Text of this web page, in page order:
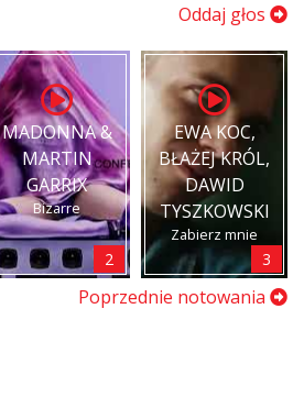
Oddaj głos
MADONNA &
MARTIN
GARRIX
Bizarre
2
EWA KOC,
BŁAŻEJ KRÓL,
DAWID
TYSZKOWSKI
Zabierz mnie
3
Poprzednie notowania